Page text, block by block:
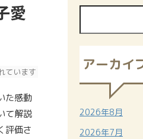
愛
ています
た感動
て解説
評価さ
アーカイ
2026年8月
2026年7月